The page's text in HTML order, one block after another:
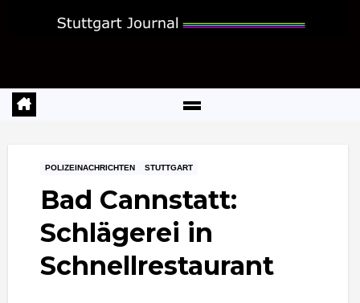
POLIZEINACHRICHTEN STUTTGART
Bad Cannstatt:
Schlägerei in
Schnellrestaurant